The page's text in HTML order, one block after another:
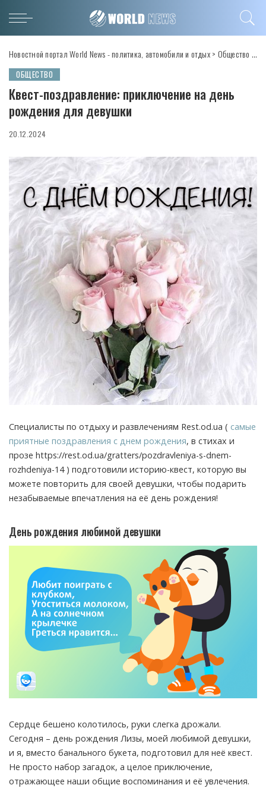
Новостной портал World News - политика, автомобили и отдых> Общество
ОБЩЕСТВО
Квест-поздравление: приключение на день
рождения для девушки
20.12.2024
Специалисты по отдыху и развлечениям Rest.od.ua ( самые
приятные поздравления с днем рождения, в стихах и
прозе https://rest.od.ua/gratters/pozdravleniya-s-dnem-
rozhdeniya-14 ) подготовили историю-квест, которую вы
можете повторить для своей девушки, чтобы подарить
незабываемые впечатления на её день рождения!
День рождения любимой девушки
Сердце бешено колотилось, руки слегка дрожали.
Сегодня – день рождения Лизы, моей любимой девушки,
и я, вместо банального букета, подготовил для неё квест.
Не просто набор загадок, а целое приключение,
отражающее наши общие воспоминания и её увлечения.